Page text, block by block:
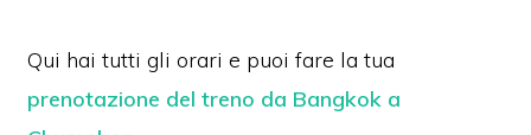
Qui hai tutti gli orari e puoi fare la tua
prenotazione del treno da Bangkok a